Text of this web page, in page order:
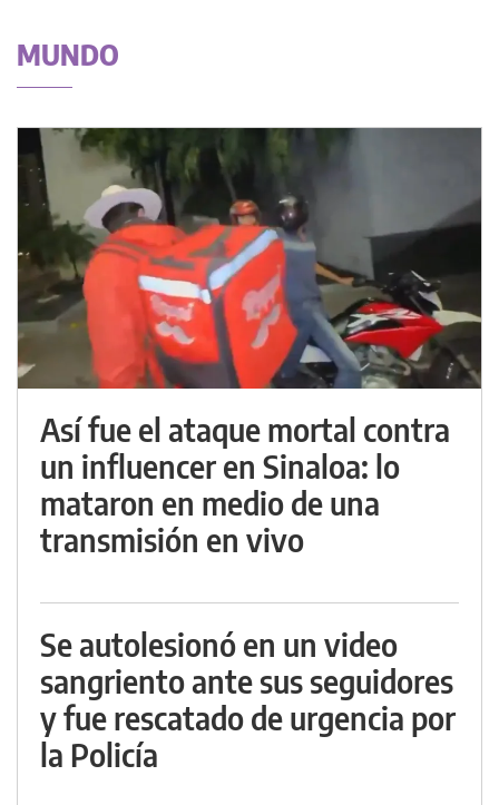
MUNDO
Así fue el ataque mortal contra
un influencer en Sinaloa: lo
mataron en medio de una
transmisión en vivo
Se autolesionó en un video
sangriento ante sus seguidores
y fue rescatado de urgencia por
la Policía